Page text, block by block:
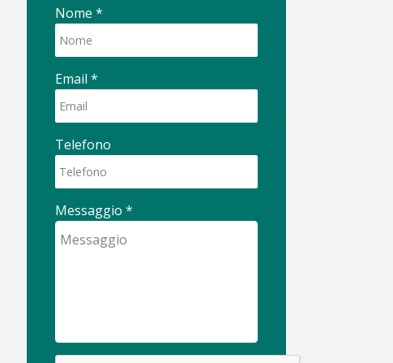
Nome *
Email *
Telefono
Messaggio *